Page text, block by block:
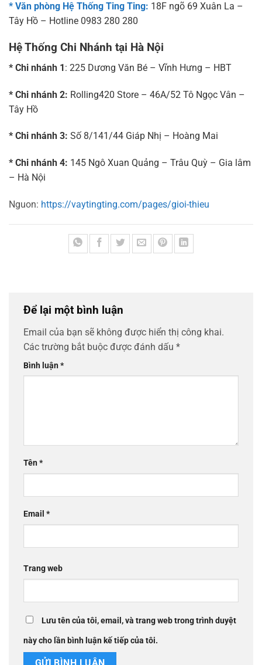
* Văn phòng Hệ Thống Ting Ting: 18F ngõ 69 Xuân La –
Tây Hồ – Hotline 0983 280 280
Hệ Thống Chi Nhánh tại Hà Nội
* Chi nhánh 1: 225 Dương Văn Bé – Vĩnh Hưng – HBT
* Chi nhánh 2: Rolling420 Store – 46A/52 Tô Ngọc Vân –
Tây Hồ
* Chi nhánh 3: Số 8/141/44 Giáp Nhị – Hoàng Mai
* Chi nhánh 4: 145 Ngô Xuan Quảng – Trâu Quỳ – Gia lâm
– Hà Nội
Nguon: https://vaytingting.com/pages/gioi-thieu
Để lại một bình luận
Email của bạn sẽ không được hiển thị công khai.
Các trường bắt buộc được đánh dấu *
Bình luận*
Tên*
Email *
Trang web
Lưu tên của tôi, email, và trang web trong trình duyệt
này cho lần bình luận kế tiếp của tôi.